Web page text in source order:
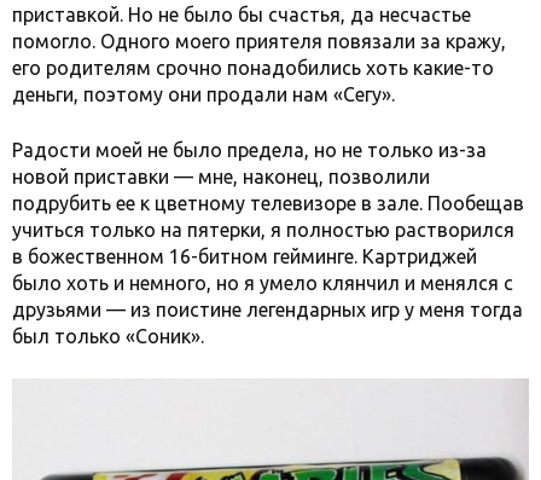
приставкой. Но не было бы счастья, да несчастье
помогло. Одного моего приятеля повязали за кражу,
его родителям срочно понадобились хоть какие-то
деньги, поэтому они продали нам «Сегу».
Радости моей не было предела, но не только из-за
новой приставки — мне, наконец, позволили
подрубить ее к цветному телевизоре в зале. Пообещав
учиться только на пятерки, я полностью растворился
в божественном 16-битном гейминге. Картриджей
было хоть и немного, но я умело клянчил и менялся с
друзьями — из поистине легендарных игр у меня тогда
был только «Соник».